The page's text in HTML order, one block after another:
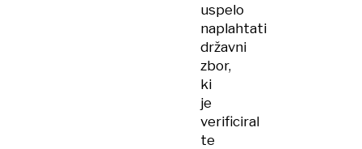
uspelo
naplahtati
državni
zbor,
ki
je
verificiral
te